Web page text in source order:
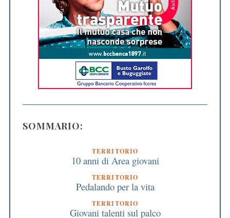
SOMMARIO:
TERRITORIO
10 anni di Area giovani
TERRITORIO
Pedalando per la vita
TERRITORIO
Giovani talenti sul palco